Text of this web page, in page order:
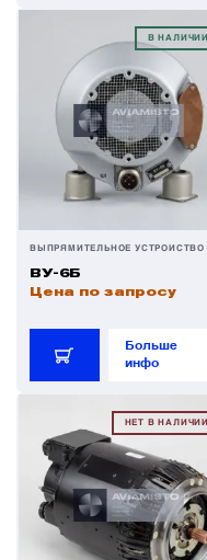
В НАЛИЧИИ
ВЫПРЯМИТЕЛЬНОЕ УСТРОЙСТВО
ВУ-6Б
Цена по запросу
Больше
инфо
НЕТ В НАЛИЧИИ